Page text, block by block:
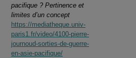
pacifique ? Pertinence et
limites d’un concept
https://mediatheque.univ-
paris1.fr/video/4100-pierre-
journoud-sorties-de-guerre-
en-asie-pacifique/